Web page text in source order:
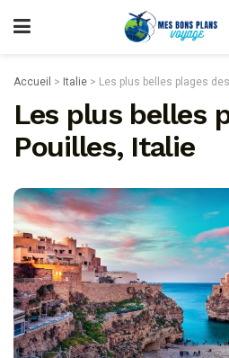
Accueil > Italie > Les plus belles plages
Les plus belles
Pouilles, Italie